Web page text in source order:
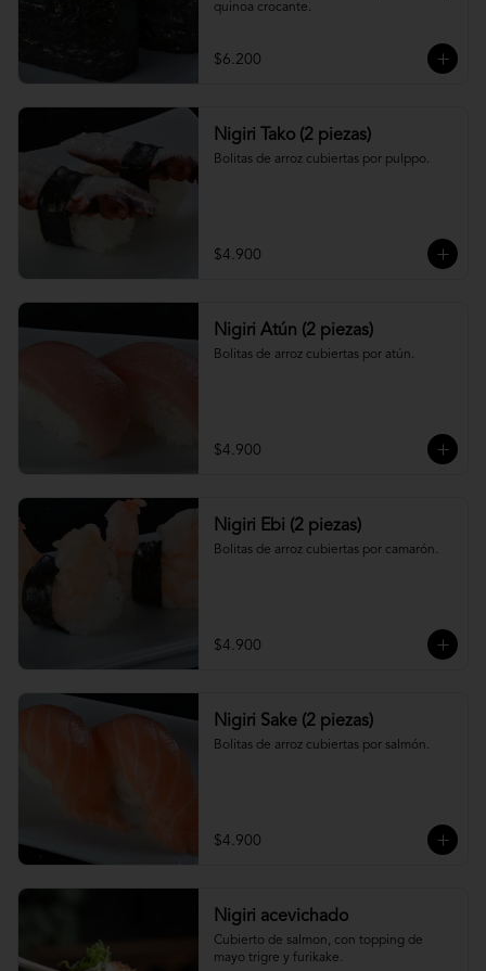
quinoa crocante.
$6.200
Nigiri Tako (2 piezas)
Bolitas de arroz cubiertas por pulppo.
$4.900
Nigiri Atún (2 piezas)
Bolitas de arroz cubiertas por atún.
$4.900
Nigiri Ebi (2 piezas)
Bolitas de arroz cubiertas por camarón.
$4.900
Nigiri Sake (2 piezas)
Bolitas de arroz cubiertas por salmón.
$4.900
Nigiri acevichado
Cubierto de salmon, con topping de
mayo trigre y furikake.